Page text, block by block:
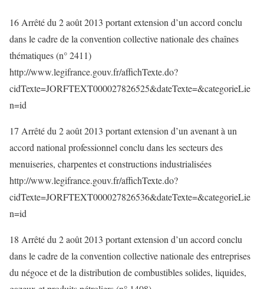
16 Arrêté du 2 août 2013 portant extension d’un accord conclu
dans le cadre de la convention collective nationale des chaînes
thématiques (n° 2411)
http://www.legifrance.gouv.fr/affichTexte.do?
cidTexte=JORFTEXT000027826525&dateTexte=&categorieLie
n=id
17 Arrêté du 2 août 2013 portant extension d’un avenant à un
accord national professionnel conclu dans les secteurs des
menuiseries, charpentes et constructions industrialisées
http://www.legifrance.gouv.fr/affichTexte.do?
cidTexte=JORFTEXT000027826536&dateTexte=&categorieLie
n=id
18 Arrêté du 2 août 2013 portant extension d’un accord conclu
dans le cadre de la convention collective nationale des entreprises
du négoce et de la distribution de combustibles solides, liquides,